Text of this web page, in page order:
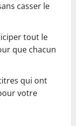
casser le
tout le
que chacun
qui ont
votre